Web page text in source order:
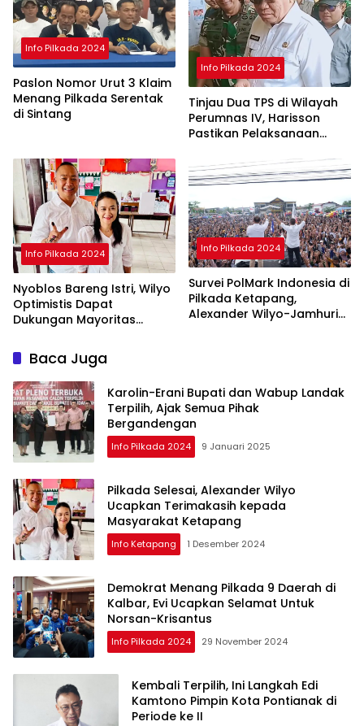
Info Pilkada 2024
Paslon Nomor Urut 3 Klaim
Menang Pilkada Serentak
di Sintang
Info Pilkada 2024
Tinjau Dua TPS di Wilayah
Perumnas IV, Harisson
Pastikan Pelaksanaan
Aman
Info Pilkada 2024
Nyoblos Bareng Istri, Wilyo
Optimistis Dapat
Dukungan Mayoritas
Info Pilkada 2024
Survei PolMark Indonesia di
Pilkada Ketapang,
Alexander Wilyo-Jamhuri
Baca Juga
Karolin-Erani Bupati dan Wabup Landak
Terpilih, Ajak Semua Pihak
Bergandengan
Info Pilkada 2024 9 Januari 2025
Pilkada Selesai, Alexander Wilyo
Ucapkan Terimakasih kepada
Masyarakat Ketapang
Info Ketapang 1 Desember 2024
Demokrat Menang Pilkada 9 Daerah di
Kalbar, Evi Ucapkan Selamat Untuk
Norsan-Krisantus
Info Pilkada 2024 29 November 2024
Kembali Terpilih, Ini Langkah Edi
Kamtono Pimpin Kota Pontianak di
Periode ke II